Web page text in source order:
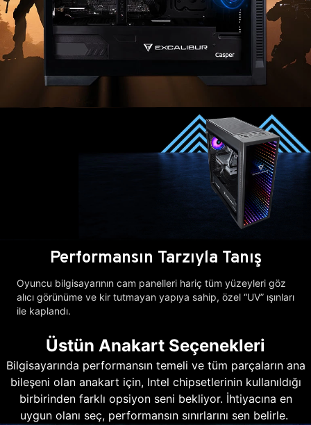
Performansın Tarzıyla Tanış
Oyuncu bilgisayarının cam panelleri hariç tüm yüzeyleri göz
alıcı görünüme ve kir tutmayan yapıya sahip, özel “UV” ışınları
ile kaplandı.
Üstün Anakart Seçenekleri
Bilgisayarında performansın temeli ve tüm parçaların ana
bileşeni olan anakart için, Intel chipsetlerinin kullanıldığı
birbirinden farklı opsiyon seni bekliyor. İhtiyacına en
uygun olanı seç, performansın sınırlarını sen belirle.